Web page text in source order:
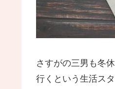
さすがの三男も冬
行くという生活ス